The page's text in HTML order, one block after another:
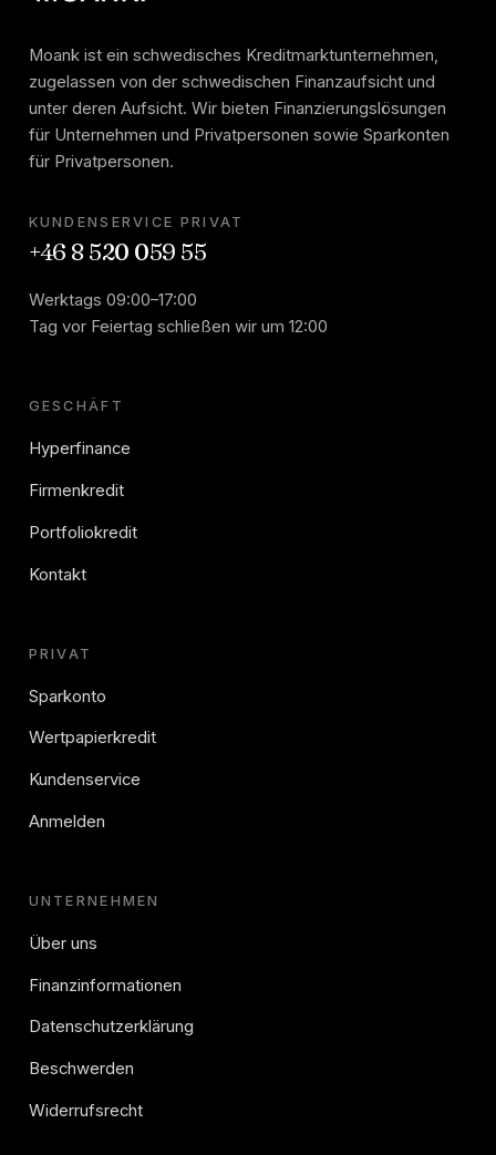
Moank ist ein schwedisches Kreditmarktunternehmen,
zugelassen von der schwedischen Finanzaufsicht und
unter deren Aufsicht. Wir bieten Finanzierungslösungen
für Unternehmen und Privatpersonen sowie Sparkonten
für Privatpersonen.
KUNDENSERVICE PRIVAT
+46 8 520 059 55
Werktags 09:00–17:00
Tag vor Feiertag schließen wir um 12:00
GESCHÄFT
Hyperfinance
Firmenkredit
Portfoliokredit
Kontakt
PRIVAT
Sparkonto
Wertpapierkredit
Kundenservice
Anmelden
UNTERNEHMEN
Über uns
Finanzinformationen
Datenschutzerklärung
Beschwerden
Widerrufsrecht